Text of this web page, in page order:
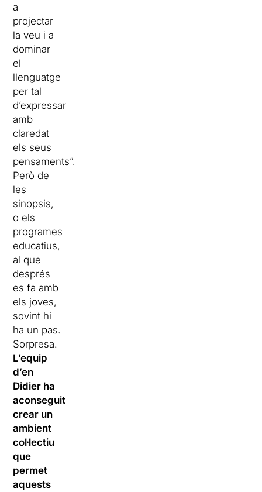
a
projectar
la veu i a
dominar
el
llenguatge
per tal
d’expressar
amb
claredat
els seus
pensaments”.
Però de
les
sinopsis,
o els
programes
educatius,
al que
després
es fa amb
els joves,
sovint hi
ha un pas.
Sorpresa.
L’equip
d’en
Didier ha
aconseguit
crear un
ambient
col·lectiu
que
permet
aquests